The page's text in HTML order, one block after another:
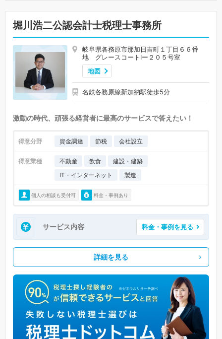
堀川浩二公認会計士税理士事務所
岐阜県各務原市那加日吉町１丁目６６番
地 グレースコートⅠー２０５号室
地図
名鉄各務原線新加納駅徒歩5分
激動の時代、頑張る経営者に最高のサービスで答えたい！
得意分野 資金調達 節税 会社設立
得意業種 不動産 飲食
建設・建築
IT・インターネット
製造
個人の相談も受付可 料金・事例あり
サービス内容 料金・事例を見る
詳細を見る